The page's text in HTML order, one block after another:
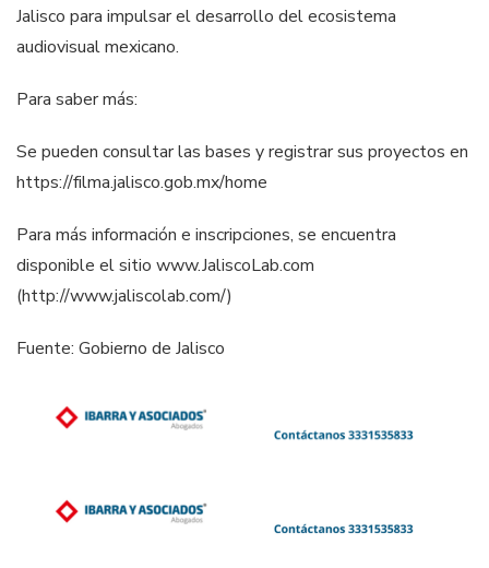
Jalisco para impulsar el desarrollo del ecosistema
audiovisual mexicano.
Para saber más:
Se pueden consultar las bases y registrar sus proyectos en
https://filma.jalisco.gob.mx/home
Para más información e inscripciones, se encuentra
disponible el sitio www.JaliscoLab.com
(http://www.jaliscolab.com/)
Fuente: Gobierno de Jalisco